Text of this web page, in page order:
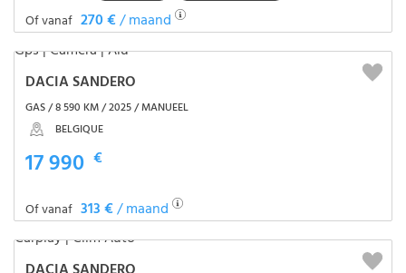
Of vanaf 270 €/ maand
DACIA SANDERO
GAS / 8 590 KM / 2025 / MANUEEL
BELGIQUE
17 990 €
Of vanaf 313 €/ maand